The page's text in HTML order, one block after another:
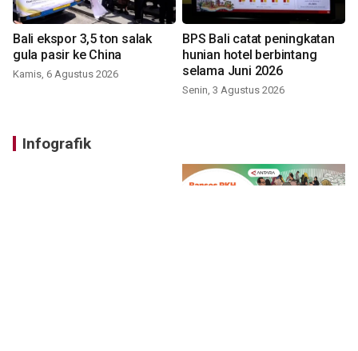
Bali ekspor 3,5 ton salak
gula pasir ke China
Kamis, 6 Agustus 2026
BPS Bali catat peningkatan
hunian hotel berbintang
selama Juni 2026
Senin, 3 Agustus 2026
Infografik